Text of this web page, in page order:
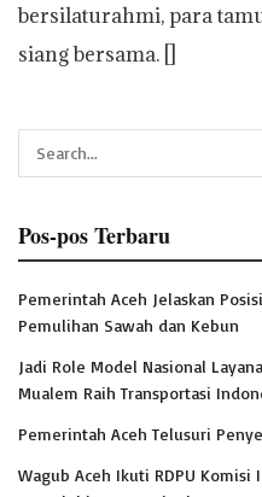
bersilaturahmi, para
siang bersama. []
Pos-pos Terbaru
Pemerintah Aceh Jelaskan
Pemulihan Sawah dan Kebun
Jadi Role Model Nasional
Mualem Raih Transportasi
Pemerintah Aceh Telusuri
Wagub Aceh Ikuti RDPU Komisi